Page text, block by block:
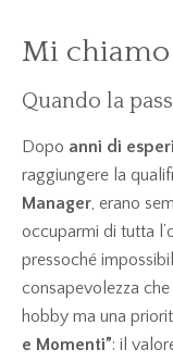
Mi chiamo
Quando la
Dopo anni di
raggiungere la
Manager, erano
occuparmi di tutta
pressoché
consapevolezza
hobby ma una
e Momenti”: il